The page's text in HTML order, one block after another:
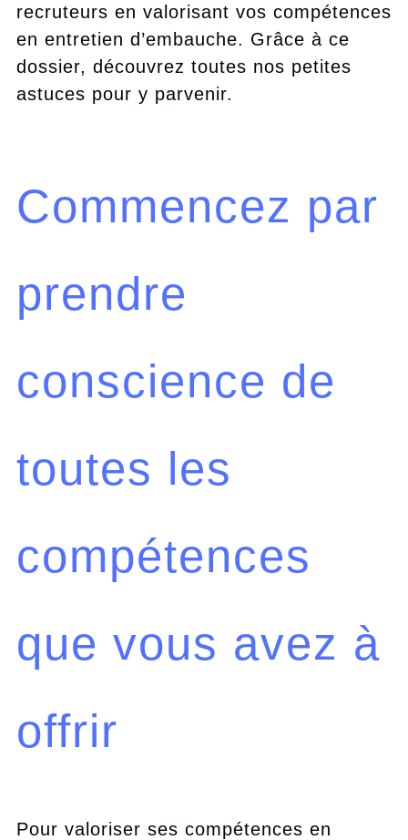
recruteurs en valorisant vos compétences
en entretien d’embauche. Grâce à ce
dossier, découvrez toutes nos petites
astuces pour y parvenir.
Commencez par
prendre
conscience de
toutes les
compétences
que vous avez à
offrir
Pour valoriser ses compétences en